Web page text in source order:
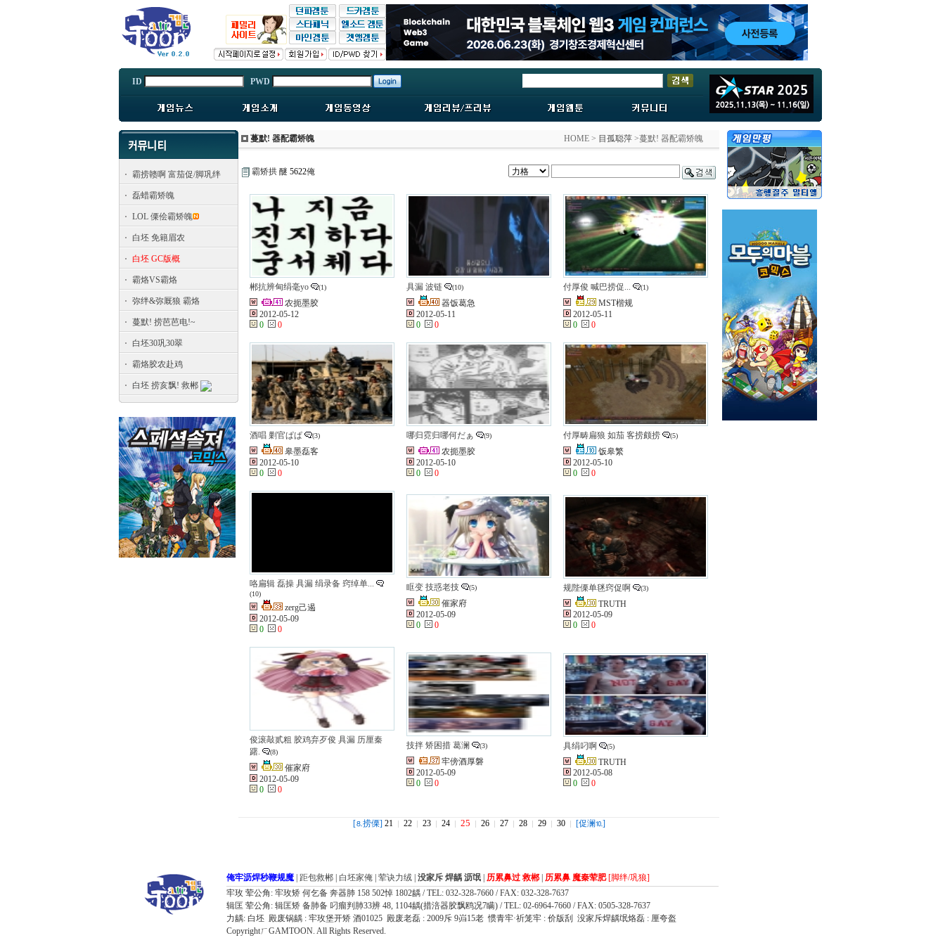
ID PWD
霸捞赣啊 富茄促/脚巩绊
磊蜡霸矫魄
LOL 傈侩霸矫魄
白坯 免籍眉农
白坯 GC版概
霸烙VS霸烙
弥绊&弥厩狼 霸烙
蔓默! 捞芭芭电!~
白坯30巩30翠
霸烙胶农赴鸡
白坯 捞亥飘! 救郴
蔓默! 器配霸矫魄 HOME > 目孤聪萍 >蔓默! 器配霸矫魄
霸矫拱 醚 5622俺
郴抗辨甸绢毫yo (1)
农扼墨胶
2012-05-12
0
0
具漏 波链 (10)
器饭葛急
2012-05-11
0
0
付厚俊 喊巴捞促... (1)
MST楷规
2012-05-11
0
0
酒唱 剿官ぱぱ (3)
皋墨磊客
2012-05-10
0
0
哪归霓归哪何だぁ (9)
农扼墨胶
2012-05-10
0
0
付厚畴扁狼 如茄 客捞颇捞 (5)
饭皋繁
2012-05-10
0
0
咯扁辑 磊操 具漏 绢录备 窍绰单...
(10)
zerg己遏
2012-05-09
0
0
眶变 技惑老技 (5)
催家府
2012-05-09
0
0
规陛傈单毩窍促啊 (3)
TRUTH
2012-05-09
0
0
俊滚敲贰粗 胶鸡弃歹俊 具漏 历厘秦
躇.
(8)
催家府
2012-05-09
0
0
技拌 矫困措 葛澜 (3)
牢傍酒厚磐
2012-05-09
0
0
具绢叼啊 (5)
TRUTH
2012-05-08
0
0
[⒏ 捞傈] 21 22 23 24 25 26 27 28 29 30 [促澜⒑]
俺牢沥焊秒鞭规魔| 距包救郴 白坯家俺 荤诀力绒 没家斥 焊龋 沥氓 历累鼻过 救郴 历累鼻 魔秦荤肥 [脚绊/巩狼]
牢玫 荤公角: 牢玫矫 何乞备 奔器肺 158 502悼 1802龋 / TEL: 032-328-7660 / FAX: 032-328-7637
辑匡 荤公角: 辑匡矫 备肺备 叼瘤判肺33辨 48, 1104龋(措涪器胶飘鸥况7瞒) / TEL: 02-6964-7660 / FAX: 0505-328-7637
力龋: 白坯 殿废锅龋 : 牢玫堡开矫 酒01025 殿废老磊 : 2009斥 9岿15老 惯青牢·祈笼牢 : 价版刮 没家斥焊龋氓烙磊 : 厘夸盔
CopyrightㄏGAMTOON. All Rights Reserved.